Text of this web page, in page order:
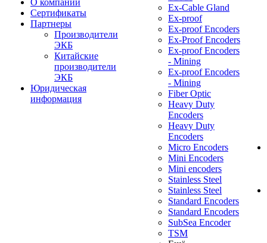
О компании
Сертификаты
Партнеры
Производители
ЭКБ
Китайские
производители
ЭКБ
Юридическая
информация
Ex-Cable Gland
Ex-proof
Ex-proof Encoders
Ex-Proof Encoders
Ex-proof Encoders
- Mining
Ex-proof Encoders
- Mining
Fiber Optic
Heavy Duty
Encoders
Heavy Duty
Encoders
Micro Encoders
Mini Encoders
Mini encoders
Stainless Steel
Stainless Steel
Standard Encoders
Standard Encoders
SubSea Encoder
TSM